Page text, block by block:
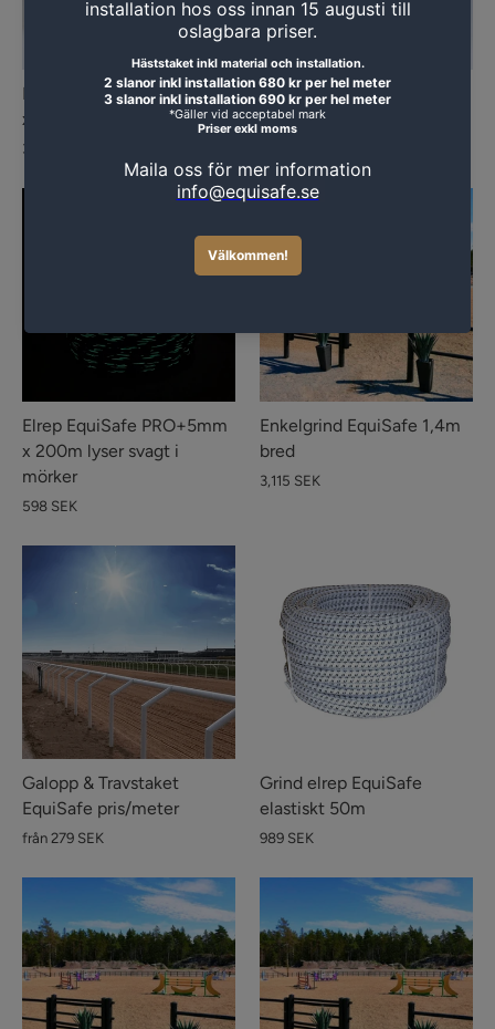
Elrep EquiSafe PRO+ 5mm
x 200m 10-pack
3,980 SEK
Elrep EquiSafe PRO+ 8mm
x 200m
Elrep EquiSafe PRO+5mm
x 200m lyser svagt i
mörker
598 SEK
Enkelgrind EquiSafe 1,4m
bred
3,115 SEK
Galopp & Travstaket
EquiSafe pris/meter
från 279 SEK
Grind elrep EquiSafe
elastiskt 50m
989 SEK